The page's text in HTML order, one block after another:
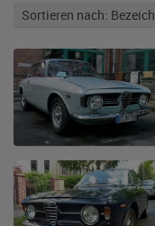
Sortieren nach: